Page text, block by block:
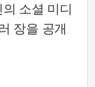
소셜 미디
장을 공개